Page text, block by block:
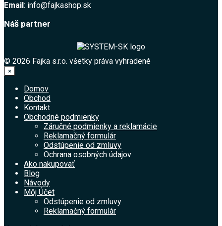
Email : info@fajkashop.sk
Náš partner
© 2026 Fajka s.r.o. všetky práva vyhradené
×
Domov
Obchod
Kontakt
Obchodné podmienky
Záručné podmienky a reklamácie
Reklamačný formulár
Odstúpenie od zmluvy
Ochrana osobných údajov
Ako nakupovať
Blog
Návody
Môj Účet
Odstúpenie od zmluvy
Reklamačný formulár